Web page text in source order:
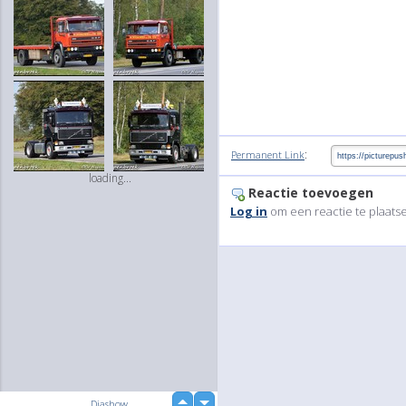
loading...
Permanent Link:
Reactie toevoegen
Log in om een reactie te